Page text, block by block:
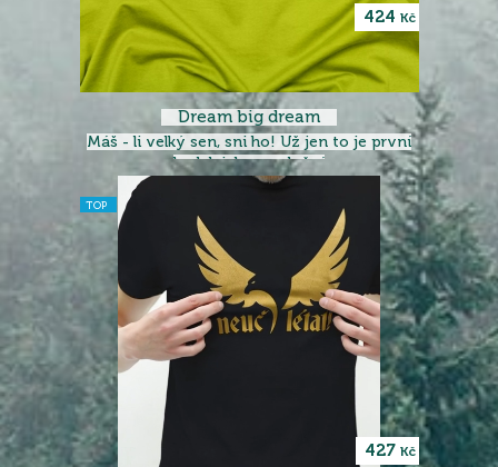
424 Kč
Dream big dream
Máš - li velký sen, sni ho! Už jen to je první
krok k jeho vyplnění
427 Kč
TOP